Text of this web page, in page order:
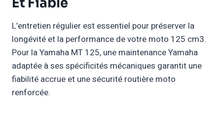
Et Fiable
L’entretien régulier est essentiel pour préserver la
longévité et la performance de votre moto 125 cm3.
Pour la Yamaha MT 125, une maintenance Yamaha
adaptée à ses spécificités mécaniques garantit une
fiabilité accrue et une sécurité routière moto
renforcée.